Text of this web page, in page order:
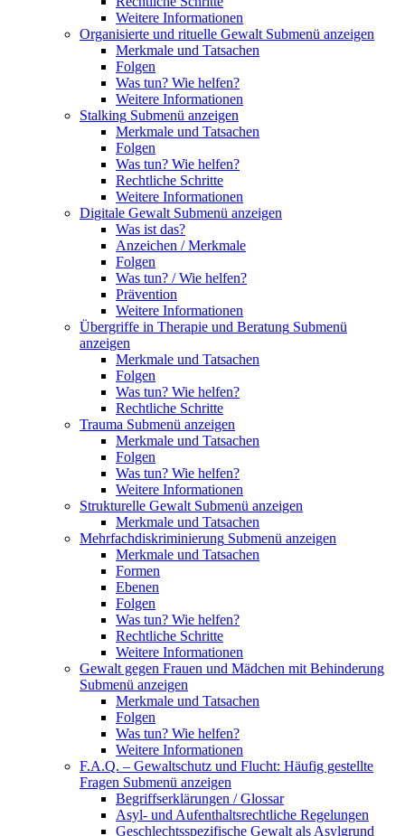
Weitere Informationen
Organisierte und rituelle Gewalt Submenü anzeigen
Merkmale und Tatsachen
Folgen
Was tun? Wie helfen?
Weitere Informationen
Stalking Submenü anzeigen
Merkmale und Tatsachen
Folgen
Was tun? Wie helfen?
Rechtliche Schritte
Weitere Informationen
Digitale Gewalt Submenü anzeigen
Was ist das?
Anzeichen / Merkmale
Folgen
Was tun? / Wie helfen?
Prävention
Weitere Informationen
Übergriffe in Therapie und Beratung Submenü
anzeigen
Merkmale und Tatsachen
Folgen
Was tun? Wie helfen?
Rechtliche Schritte
Trauma Submenü anzeigen
Merkmale und Tatsachen
Folgen
Was tun? Wie helfen?
Weitere Informationen
Strukturelle Gewalt Submenü anzeigen
Merkmale und Tatsachen
Mehrfachdiskriminierung Submenü anzeigen
Merkmale und Tatsachen
Formen
Ebenen
Folgen
Was tun? Wie helfen?
Rechtliche Schritte
Weitere Informationen
Gewalt gegen Frauen und Mädchen mit Behinderung
Submenü anzeigen
Merkmale und Tatsachen
Folgen
Was tun? Wie helfen?
Weitere Informationen
F.A.Q. – Gewaltschutz und Flucht: Häufig gestellte
Fragen Submenü anzeigen
Begriffserklärungen / Glossar
Asyl- und Aufenthaltsrechtliche Regelungen
Geschlechtsspezifische Gewalt als Asylgrund